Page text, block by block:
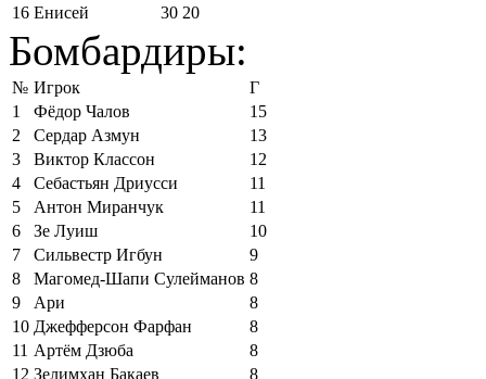
16 Енисей 30 20
Бомбардиры:
№ Игрок
Г
1
Фёдор Чалов
15
2
Сердар Азмун
13
3
Виктор Классон
12
4
Себастьян Дриусси
11
5
Антон Миранчук
11
6
Зе Луиш
10
7
Сильвестр Игбун
9
8
Магомед-Шапи Сулейманов 8
9
Ари
8
10 Джефферсон Фарфан
8
11 Артём Дзюба
8
12 Зелимхан Бакаев
8